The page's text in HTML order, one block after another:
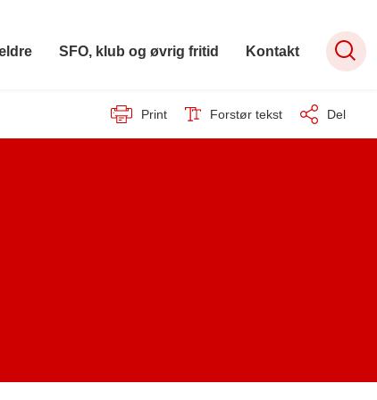
SFO, klub og øvrig fritid Kontakt
Print Forstør tekst Del